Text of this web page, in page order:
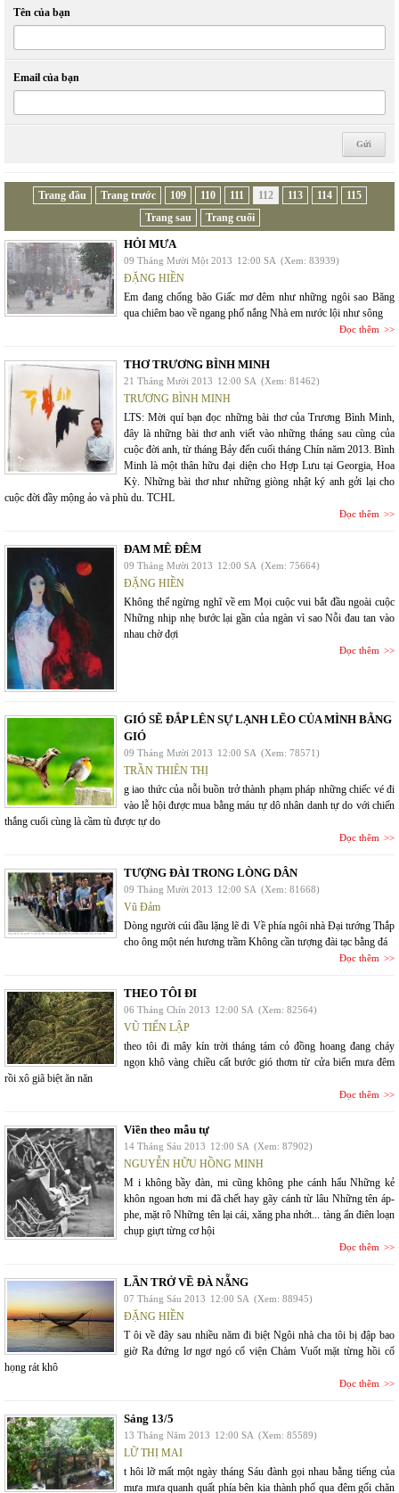
Tên của bạn
Email của bạn
Trang đầu Trang trước 109 110 111 112 113 114
115
Trang sau
Trang cuối
HỎI MƯA
09 Tháng Mười Một 2013 12:00 SA (Xem: 83939)
ĐẶNG HIỀN
Em đang chống bão Giấc mơ đêm như những ngôi sao Băng
qua chiêm bao về ngang phố nắng Nhà em nước lội như sông
Đọc thêm
THƠ TRƯƠNG BÌNH MINH
21 Tháng Mười 2013 12:00 SA (Xem: 81462)
TRƯƠNG BÌNH MINH
LTS: Mời quí bạn đọc những bài thơ của Trương Bình Minh,
đây là những bài thơ anh viết vào những tháng sau cùng của
cuộc đời anh, từ tháng Bảy đến cuối tháng Chín năm 2013. Bình
Minh là một thân hữu đại diện cho Hợp Lưu tại Georgia, Hoa
Kỳ. Những bài thơ như những giòng nhật ký anh gởi lại cho
cuộc đời đầy mộng ảo và phù du. TCHL
Đọc thêm
ĐAM MÊ ĐÊM
09 Tháng Mười 2013 12:00 SA (Xem: 75664)
ĐẶNG HIỀN
Không thể ngừng nghĩ về em Mọi cuộc vui bắt đầu ngoài cuộc
Những nhịp nhẹ bước lại gần của ngàn vì sao Nỗi đau tan vào
nhau chờ đợi
Đọc thêm
GIÓ SẼ ĐẮP LÊN SỰ LẠNH LẼO CỦA MÌNH BẰNG
GIÓ
09 Tháng Mười 2013 12:00 SA (Xem: 78571)
TRẦN THIÊN THỊ
g iao thức của nỗi buồn trở thành phạm pháp những chiếc vé đi
vào lễ hội được mua bằng máu tự dô nhân danh tự do với chiến
thắng cuối cùng là cầm tù được tự do
Đọc thêm
TƯỢNG ĐÀI TRONG LÒNG DÂN
09 Tháng Mười 2013 12:00 SA (Xem: 81668)
Vũ Đảm
Dòng người cúi đầu lặng lẽ đi Về phía ngôi nhà Đại tướng Thắp
cho ông một nén hương trầm Không cần tượng đài tạc bằng đá
Đọc thêm
THEO TÔI ĐI
06 Tháng Chín 2013 12:00 SA (Xem: 82564)
VŨ TIẾN LẬP
theo tôi đi mây kín trời tháng tám cỏ đồng hoang đang cháy
ngọn khô vàng chiều cất bước gió thơm từ cửa biển mưa đêm
rồi xô giã biệt ăn năn
Đọc thêm
Viền theo mẫu tự
14 Tháng Sáu 2013 12:00 SA (Xem: 87902)
NGUYỄN HỮU HỒNG MINH
M i không bầy đàn, mi cũng không phe cánh hẩu Những kẻ
khôn ngoan hơn mi đã chết hay gãy cánh từ lâu Những tên áp-
phe, mặt rô Những tên lại cái, xăng pha nhớt... tàng ẩn điên loạn
chụp giựt từng cơ hội
Đọc thêm
LẦN TRỞ VỀ ĐÀ NẴNG
07 Tháng Sáu 2013 12:00 SA (Xem: 88945)
ĐẶNG HIỀN
T ôi về đây sau nhiều năm đi biệt Ngôi nhà cha tôi bị đập bao
giờ Ra đứng lơ ngơ ngó cổ viện Chàm Vuốt mặt từng hồi cổ
họng rát khô
Đọc thêm
Sáng 13/5
13 Tháng Năm 2013 12:00 SA (Xem: 85589)
LỮ THỊ MAI
t hôi lỡ mất một ngày tháng Sáu đành gọi nhau bằng tiếng của
mưa mưa quanh quất phía bên kia thành phố qua đêm gối chăn